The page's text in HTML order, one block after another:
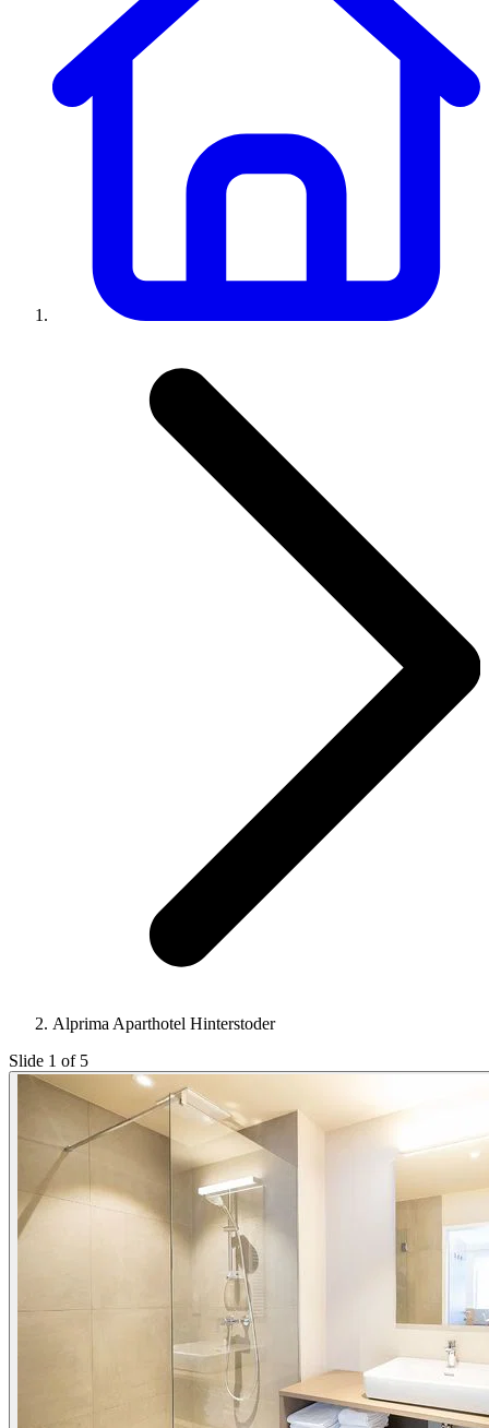
Alprima Aparthotel Hinterstoder
Slide 1 of 5